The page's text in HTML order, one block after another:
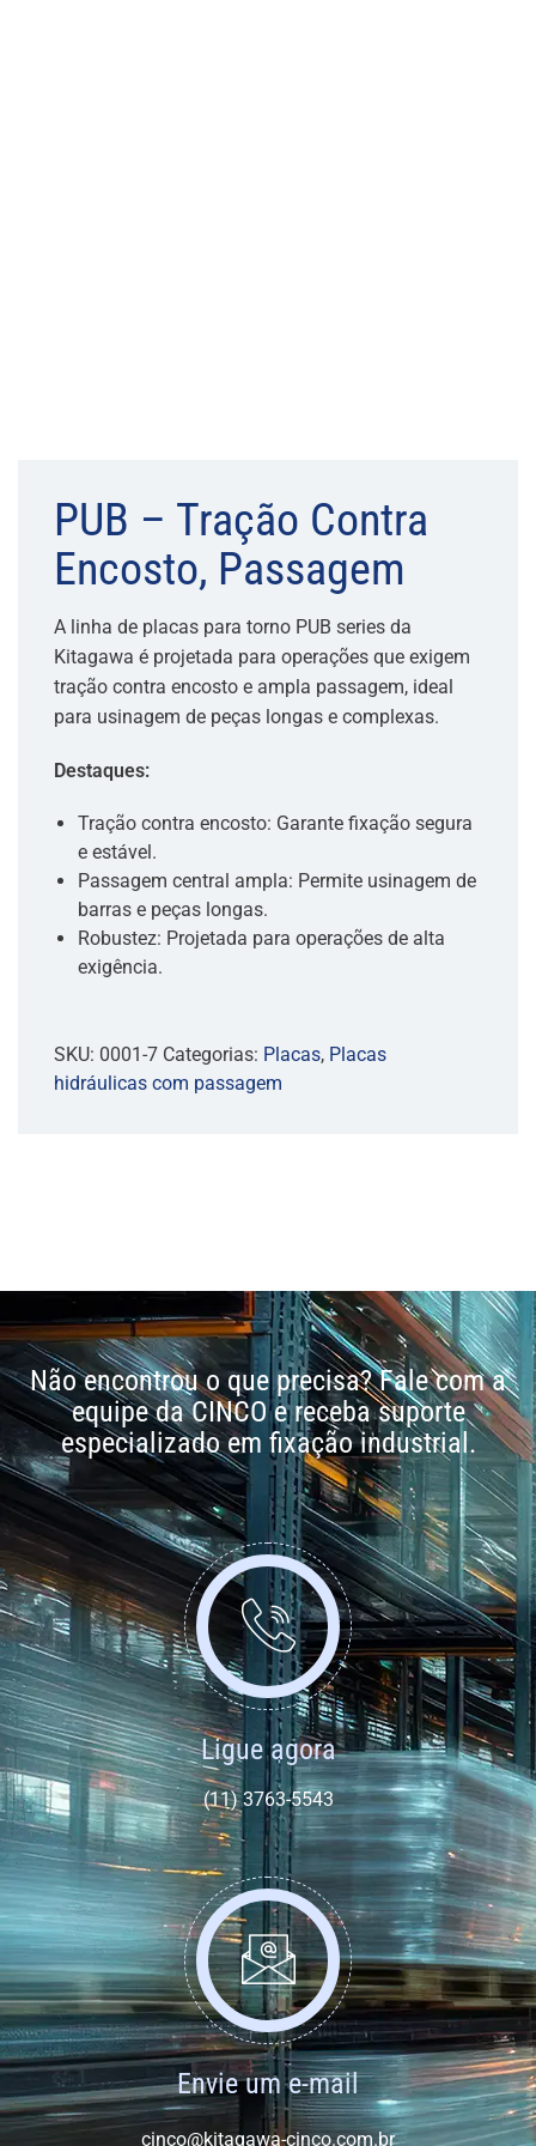
PUB – Tração Contra
Encosto, Passagem
A linha de placas para torno PUB series da
Kitagawa é projetada para operações que exigem
tração contra encosto e ampla passagem, ideal
para usinagem de peças longas e complexas.
Destaques:
Tração contra encosto: Garante fixação segura
e estável.
Passagem central ampla: Permite usinagem de
barras e peças longas.
Robustez: Projetada para operações de alta
exigência.
SKU: 0001-7 Categorias: Placas, Placas
hidráulicas com passagem
Não encontrou o que precisa? Fale com a
equipe da CINCO e receba suporte
especializado em fixação industrial.
Ligue agora
(11) 3763-5543
Envie um e-mail
cinco@kitagawa-cinco.com.br